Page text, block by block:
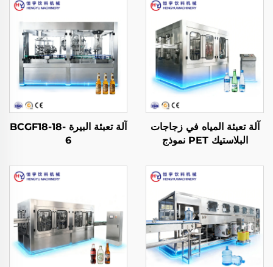
آلة تعبئة المياه في زجاجات
البلاستيك PET نموذج
آلة تعبئة البيرة BCGF18-18-
6